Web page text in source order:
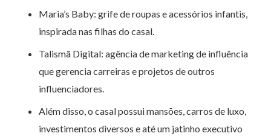
Maria’s Baby: grife de roupas e acessórios infantis,
inspirada nas filhas do casal.
Talismã Digital: agência de marketing de influência
que gerencia carreiras e projetos de outros
influenciadores.
Além disso, o casal possui mansões, carros de luxo,
investimentos diversos e até um jatinho executivo